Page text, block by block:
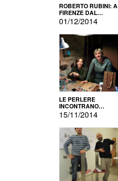
ROBERTO RUBINI: A
FIRENZE DAL
PRODOTTO ALLA
PROMOZIONE
01/12/2014
LE PERLERE
INCONTRANO
L'AUTOPRODUZIONE
15/11/2014